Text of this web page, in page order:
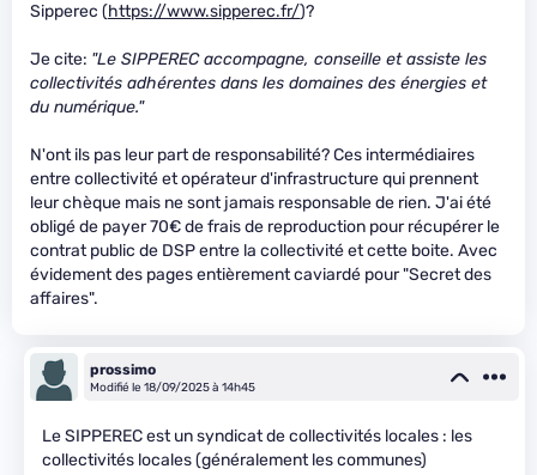
Sipperec (https://www.sipperec.fr/)?
Je cite: "Le SIPPEREC accompagne, conseille et assiste les
collectivités adhérentes dans les domaines des énergies et
du numérique."
N'ont ils pas leur part de responsabilité? Ces intermédiaires
entre collectivité et opérateur d'infrastructure qui prennent
leur chèque mais ne sont jamais responsable de rien. J'ai été
obligé de payer 70€ de frais de reproduction pour récupérer le
contrat public de DSP entre la collectivité et cette boite. Avec
évidement des pages entièrement caviardé pour "Secret des
affaires".
prossimo
Modifié le 18/09/2025 à 14h45
Le SIPPEREC est un syndicat de collectivités locales : les
collectivités locales (généralement les communes)